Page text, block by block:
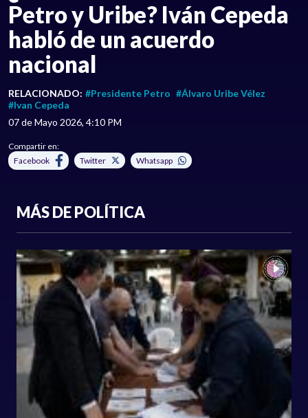
Petro y Uribe? Iván Cepeda
habló de un acuerdo
nacional
RELACIONADO: #Presidente Petro #Álvaro Uribe Vélez
#Ivan Cepeda
07 de Mayo 2026, 4:10 PM
Compartir en:
Facebook
Twitter Whatsapp
MÁS DE POLÍTICA